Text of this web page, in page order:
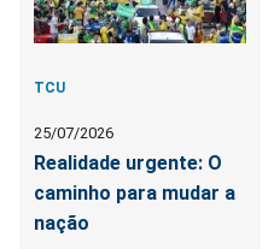
TCU
25/07/2026
Realidade urgente: O
caminho para mudar a
nação